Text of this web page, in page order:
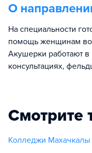
О
На специальности
помощь женщинам во
Акушерки работают
консультациях,
Смотрите
Колледжи